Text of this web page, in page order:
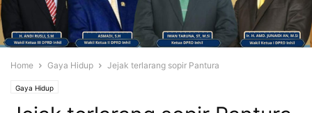
Home Gaya Hidup Jejak terlarang sopir Pantura
Gaya Hidup